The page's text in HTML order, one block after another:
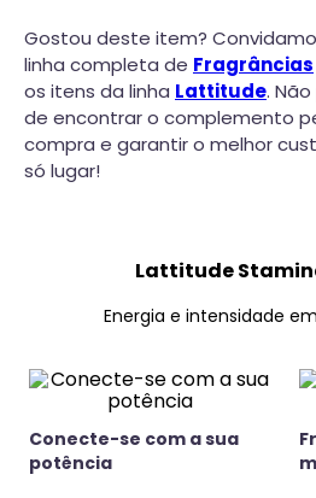
Gostou deste item?
linha completa de Fragrâncias
os itens da linha Lattitude.
de encontrar o complemento
compra e garantir o melhor
só lugar!
Lattitude
Energia e intensidade
Conecte-se com a sua
potência